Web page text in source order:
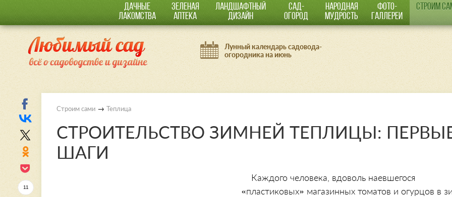
Перейти
к
основному
содержанию
ДАЧНЫЕ
ЛАКОМСТВА
ЗЕЛЕНАЯ
АПТЕКА
ЛАНДШАФТНЫЙ
ДИЗАЙН
САД-
ОГОРОД
НАРОДНАЯ
МУДРОСТЬ
ФОТО-
ГАЛЛЕРЕИ
СТРОИМ
Лунный календарь садовода-
огородника на июнь
11
Строим сами → Теплица
СТРОИТЕЛЬСТВО ЗИМНЕЙ ТЕПЛИЦЫ:
ШАГИ
Каждого человека, вдоволь наевшегося
«пластиковых» магазинных томатов и огурцов в